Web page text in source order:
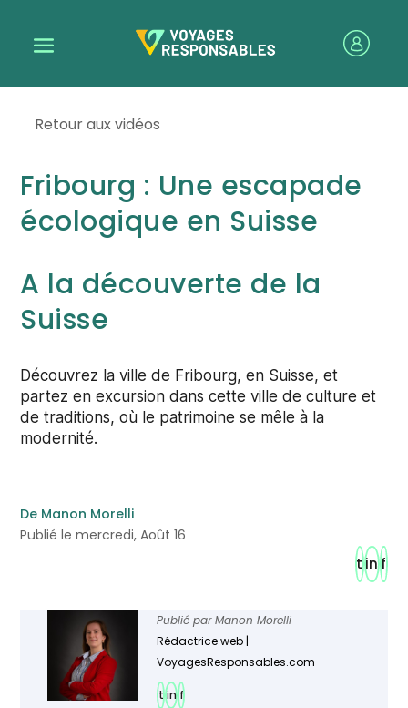
Retour aux vidéos
Fribourg : Une escapade
écologique en Suisse
A la découverte de la
Suisse
Découvrez la ville de Fribourg, en Suisse, et
partez en excursion dans cette ville de culture et
de traditions, où le patrimoine se mêle à la
modernité.
De Manon Morelli
Publié le mercredi, Août 16
tinf
Publié parManon Morelli
Rédactrice web |
VoyagesResponsables.com
t in f